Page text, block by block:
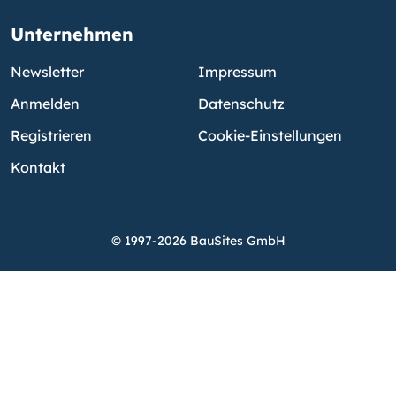
Unternehmen
Newsletter
Anmelden
Registrieren
Kontakt
Impressum
Datenschutz
Cookie-Einstellungen
© 1997-2026 BauSites GmbH